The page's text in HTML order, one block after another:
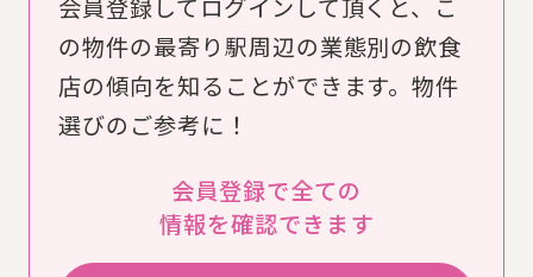
会員登録してログインして頂くと、こ
の物件の最寄り駅周辺の業態別の飲食
店の傾向を知ることができます。物件
選びのご参考に！
会員登録で全ての
情報を確認できます